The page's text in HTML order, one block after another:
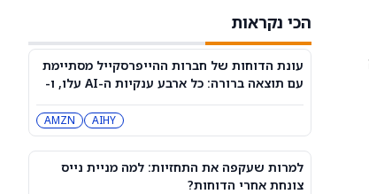
שטראמפ קורא להסכם על הורמוז
דוח סנדיסק: מניית סנדיסק ירדה למרות
עקיפה חזקה של התחזיות – הנה הסיבה
SNDK
המניות המובילות בעליות במדד S&P 500
היום, 5/8/26
הכי נקראות
עונת הדוחות של חברות ההייפרסקייל מסתיימת
עם תוצאה ברורה: כל ארבע ענקיות ה-AI עלו, ו-
AIHY מחזיקה בראלי
AIHY
AMZN
למרות שעקפה את התחזיות: למה מניית נייס
צונחת אחרי הדוחות?